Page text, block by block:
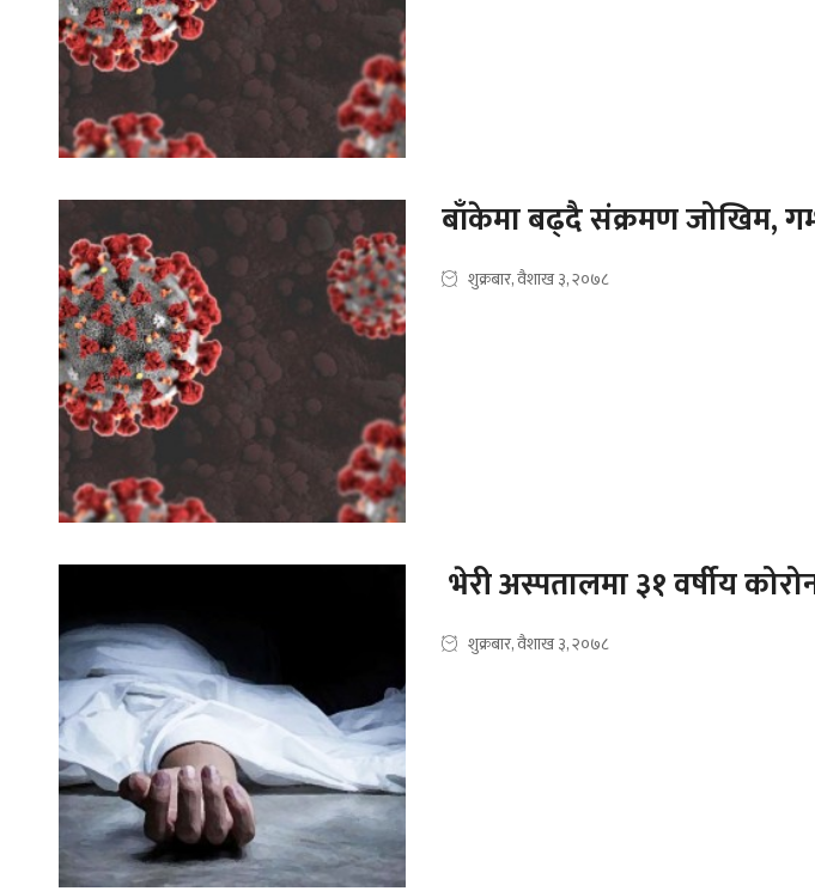
बाँकेमा बढ्दै संक्रमण जोखिम,
शुक्रबार, वैशाख ३, २०७८
भेरी अस्पतालमा ३१ वर्षीय
शुक्रबार, वैशाख ३, २०७८